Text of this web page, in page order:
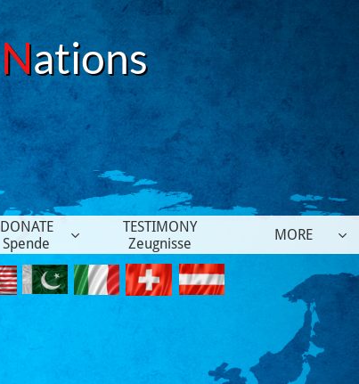
Nations
DONATE
Spende

TESTIMONY
Zeugnisse
MORE 